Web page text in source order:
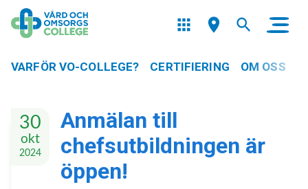
VARFÖR VO-COLLEGE? CERTIFIERING OM OSS
30
okt
2024
Anmälan till
chefsutbildningen är
öppen!